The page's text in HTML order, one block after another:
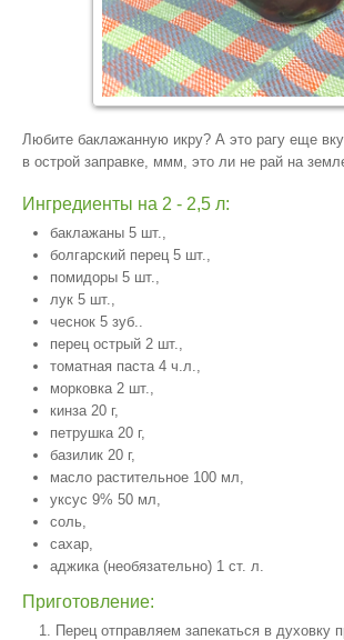
Любите баклажанную икру? А это рагу еще
в острой заправке, ммм, это ли не рай на
Ингредиенты на 2 - 2,5 л:
баклажаны 5 шт.,
болгарский перец 5 шт.,
помидоры 5 шт.,
лук 5 шт.,
чеснок 5 зуб..
перец острый 2 шт.,
томатная паста 4 ч.л.,
морковка 2 шт.,
кинза 20 г,
петрушка 20 г,
базилик 20 г,
масло растительное 100 мл,
уксус 9% 50 мл,
соль,
сахар,
аджика (необязательно) 1 ст. л.
Приготовление:
Перец отправляем запекаться в духовку